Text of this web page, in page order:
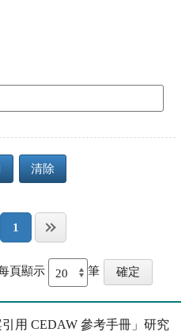
清除
1
頁顯示 筆
用 CEDAW 參考手冊」研究